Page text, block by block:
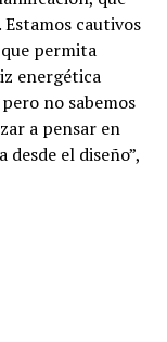
cautivos
permita
energética
no sabemos
a pensar en
el diseño”,